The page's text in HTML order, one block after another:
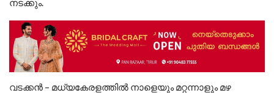
നടക്കും.
വടക്കൻ – മധ്യകേരളത്തിൽ നാളെയും മറ്റന്നാളും മഴ